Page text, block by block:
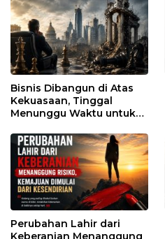
Bisnis Dibangun di Atas
Kekuasaan, Tinggal
Menunggu Waktu untuk
Perubahan Lahir dari
Keberanian Menanggung